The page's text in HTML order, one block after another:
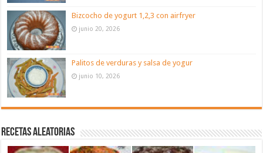
Bizcocho de yogurt 1,2,3 con airfryer
junio 20, 2026
Palitos de verduras y salsa de yogur
junio 10, 2026
Recetas aleatorias